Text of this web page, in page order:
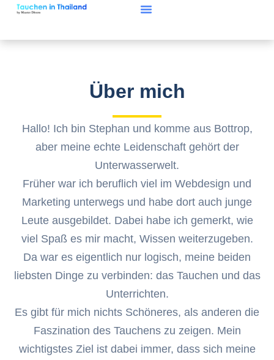
Über mich
Hallo! Ich bin Stephan und komme aus Bottrop,
aber meine echte Leidenschaft gehört der
Unterwasserwelt.
Früher war ich beruflich viel im Webdesign und
Marketing unterwegs und habe dort auch junge
Leute ausgebildet. Dabei habe ich gemerkt, wie
viel Spaß es mir macht, Wissen weiterzugeben.
Da war es eigentlich nur logisch, meine beiden
liebsten Dinge zu verbinden: das Tauchen und das
Unterrichten.
Es gibt für mich nichts Schöneres, als anderen die
Faszination des Tauchens zu zeigen. Mein
wichtigstes Ziel ist dabei immer, dass sich meine